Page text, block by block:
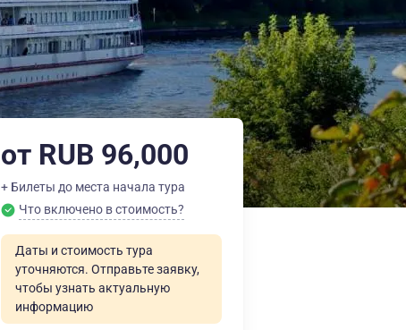
от RUB 96,000
+ Билеты до места начала тура
Что включено в стоимость?
Даты и стоимость тура
уточняются. Отправьте заявку,
чтобы узнать актуальную
информацию